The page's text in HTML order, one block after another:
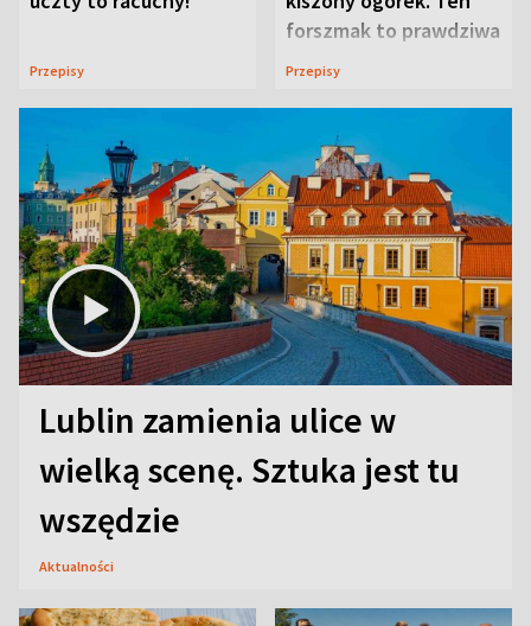
Przepisy
forszmak to prawdziwa
uczta
Przepisy
Lublin zamienia ulice w
wielką scenę. Sztuka jest tu
wszędzie
Aktualności